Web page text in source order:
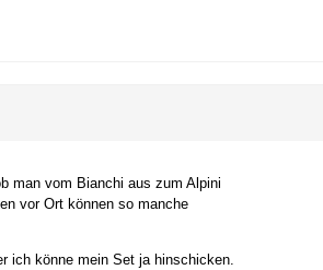
man vom Bianchi aus zum Alpini
vor Ort können so manche
ich könne mein Set ja hinschicken.